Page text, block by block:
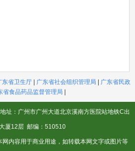
东省卫生厅| 广东省社会组织管理局
广东省民政
省食品药品监督管理局
地址：广州市广州大道北京溪南方医院站地铁C出
厦12层 邮编：510510
内容用于商业用途，如转载本网文字或图片等